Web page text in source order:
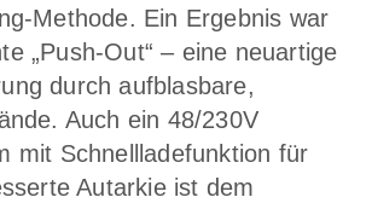
Methode. Ein Ergebnis war
„Push-Out“ – eine neuartige
durch aufblasbare,
Auch ein 48/230V
mit Schnellladefunktion für
Autarkie ist dem